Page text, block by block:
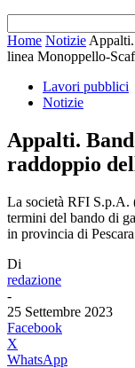
Home Notizie
linea Monoppello-
Lavori pubblici
Notizie
Appalti.
raddoppio
La società RFI S.p.A.
termini del bando di
in provincia di Pescara
Di
redazione
-
25 Settembre 2023
Facebook
X
WhatsApp